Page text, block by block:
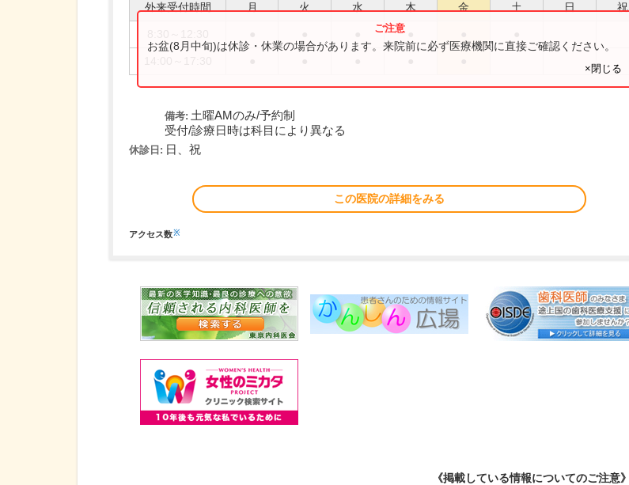
外来受付時間 月 火 水 木 金 土 日 祝
お盆(8月中旬)は休診・休業の場合があります。来院前に必ず医療機関に直接ご確認ください。
×閉じる
備考: 土曜AMのみ/予約制
受付/診療日時は科目により異なる
休診日: 日、祝
この医院の詳細をみる
アクセス数※
《掲載している情報についてのご注意》